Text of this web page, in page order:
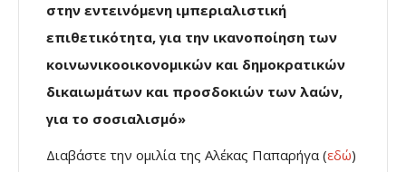
στην εντεινόμενη ιμπεριαλιστική
επιθετικότητα, για την ικανοποίηση των
κοινωνικοοικονομικών και δημοκρατικών
δικαιωμάτων και προσδοκιών των λαών,
για το σοσιαλισμό»
Διαβάστε την ομιλία της Αλέκας Παπαρήγα (εδώ)